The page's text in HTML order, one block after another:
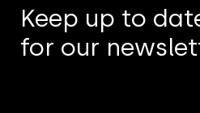
Keep up to
for our